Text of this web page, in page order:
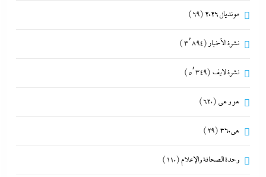
مونديال 2026 (69)
نشرة الأخبار (3٬894)
نشرة لايف (5٬349)
هو و هي (620)
هى360 (29)
وحدة الصحافة والإعلام(110)